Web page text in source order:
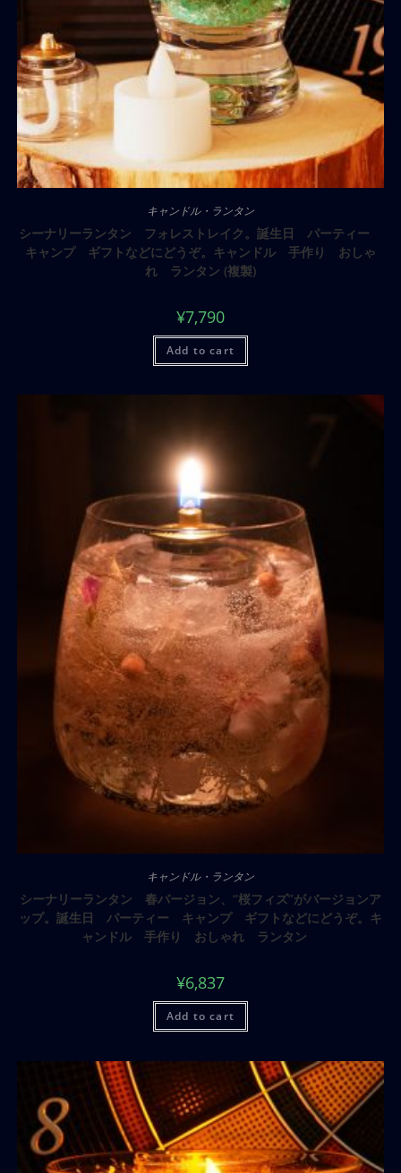
キャンドル・ランタン
シーナリーランタン フォレストレイク。誕生日 パーティー
キャンプ ギフトなどにどうぞ。キャンドル 手作り おしゃ
れ ランタン (複製)
¥7,790
Add to cart
キャンドル・ランタン
シーナリーランタン 春バージョン、“桜フィズ”がバージョンア
ップ。誕生日 パーティー キャンプ ギフトなどにどうぞ。キ
ャンドル 手作り おしゃれ ランタン
¥6,837
Add to cart